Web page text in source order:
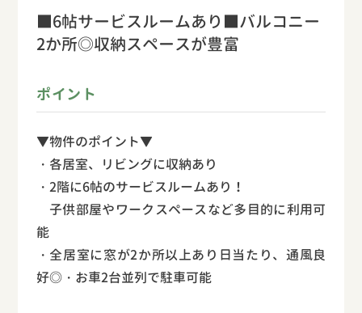
■6帖サービスルームあり■バルコニー
2か所◎収納スペースが豊富
ポイント
▼物件のポイント▼
・各居室、リビングに収納あり
・2階に6帖のサービスルームあり！
子供部屋やワークスペースなど多目的に利用可
能
・全居室に窓が2か所以上あり日当たり、通風良
好◎・お車2台並列で駐車可能